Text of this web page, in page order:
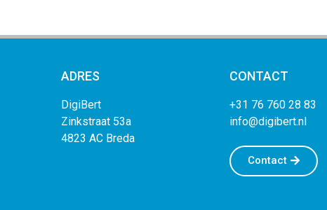
ADRES
DigiBert
Zinkstraat 53a
4823 AC Breda
CONTACT
+31 76 760 28 83
info@digibert.nl
Contact